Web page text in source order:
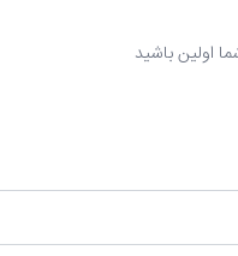
اولین باشید